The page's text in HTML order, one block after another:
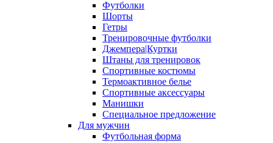
Футболки
Шорты
Гетры
Тренировочные футболки
Джемпера|Куртки
Штаны для тренировок
Спортивные костюмы
Термоактивное белье
Спортивные аксессуары
Манишки
Специальное предложение
Для мужчин
Футбольная форма